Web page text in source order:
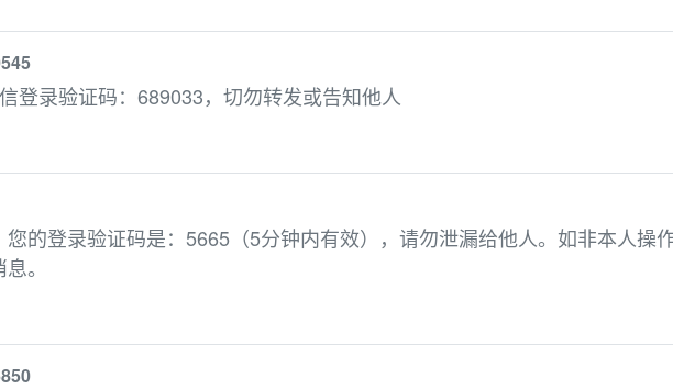
信登录验证码：689033，切勿转发或告知他人
您的登录验证码是：5665（5分钟内有效），请勿泄漏给他人。如非本人操
。